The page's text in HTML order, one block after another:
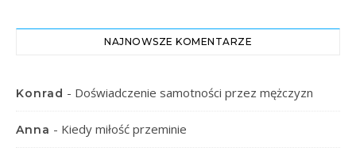
NAJNOWSZE KOMENTARZE
Konrad - Doświadczenie samotności przez mężczyzn
Anna - Kiedy miłość przeminie